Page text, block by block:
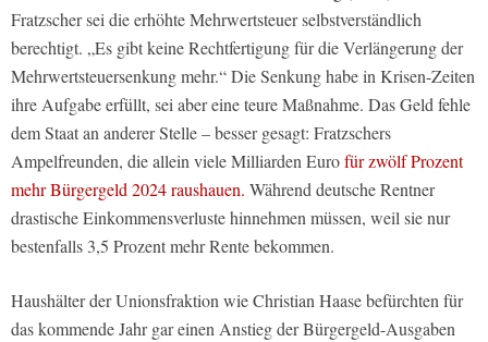
Fratzscher sei die erhöhte Mehrwertsteuer selbstverständlich
berechtigt. „Es gibt keine Rechtfertigung für die Verlängerung der
Mehrwertsteuersenkung mehr.“ Die Senkung habe in Krisen-Zeiten
ihre Aufgabe erfüllt, sei aber eine teure Maßnahme. Das Geld fehle
dem Staat an anderer Stelle – besser gesagt: Fratzschers
Ampelfreunden, die allein viele Milliarden Eurofür zwölf Prozent
mehr Bürgergeld 2024 raushauen. Während deutsche Rentner
drastische Einkommensverluste hinnehmen müssen, weil sie nur
bestenfalls 3,5 Prozent mehr Rente bekommen.
Haushälter der Unionsfraktion wie Christian Haase befürchten für
das kommende Jahr gar einen Anstieg der Bürgergeld-Ausgaben